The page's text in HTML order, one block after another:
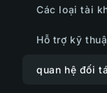
Các loại tài
Hỗ trợ kỹ
quan hệ đối